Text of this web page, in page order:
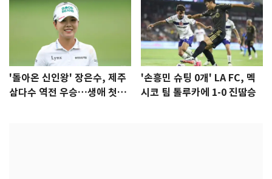
'돌아온 신인왕' 장은수, 제주
삼다수 역전 우승…생애 첫승
'손흥민 슈팅 0개' LA FC, 멕
시코 팀 톨루카에 1-0 진땀승